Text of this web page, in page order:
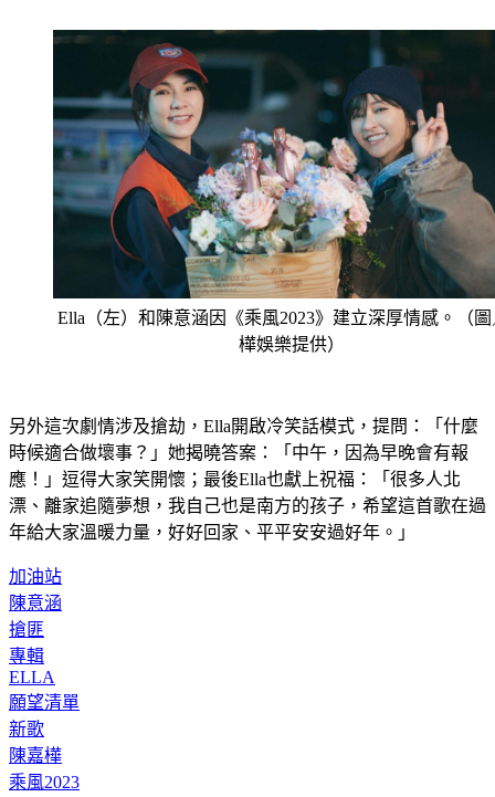
Ella（左）和陳意涵因《乘風2023》建立深厚情感。（
樺娛樂提供）
另外這次劇情涉及搶劫，Ella開啟冷笑話模式，提問：「什麼
時候適合做壞事？」她揭曉答案：「中午，因為早晚會有報
應！」逗得大家笑開懷；最後Ella也獻上祝福：「很多人北
漂、離家追隨夢想，我自己也是南方的孩子，希望這首歌在過
年給大家溫暖力量，好好回家、平平安安過好年。」
加油站
陳意涵
搶匪
專輯
ELLA
願望清單
新歌
陳嘉樺
乘風2023